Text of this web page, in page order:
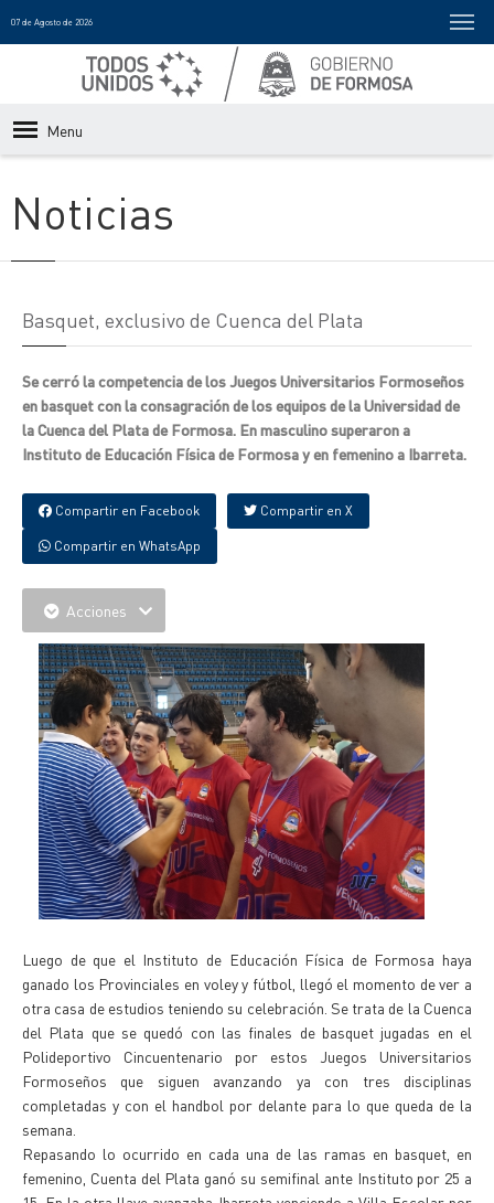
07 de Agosto de 2026
Menu
Noticias
Basquet, exclusivo de Cuenca del Plata
Se cerró la competencia de los Juegos Universitarios Formoseños
en basquet con la consagración de los equipos de la Universidad de
la Cuenca del Plata de Formosa. En masculino superaron a
Instituto de Educación Física de Formosa y en femenino a Ibarreta.
Compartir en Facebook Compartir en X
Compartir en WhatsApp
Acciones
Luego de que el Instituto de Educación Física de Formosa haya
ganado los Provinciales en voley y fútbol, llegó el momento de ver a
otra casa de estudios teniendo su celebración. Se trata de la Cuenca
del Plata que se quedó con las finales de basquet jugadas en el
Polideportivo Cincuentenario por estos Juegos Universitarios
Formoseños que siguen avanzando ya con tres disciplinas
completadas y con el handbol por delante para lo que queda de la
semana.
Repasando lo ocurrido en cada una de las ramas en basquet, en
femenino, Cuenta del Plata ganó su semifinal ante Instituto por 25 a